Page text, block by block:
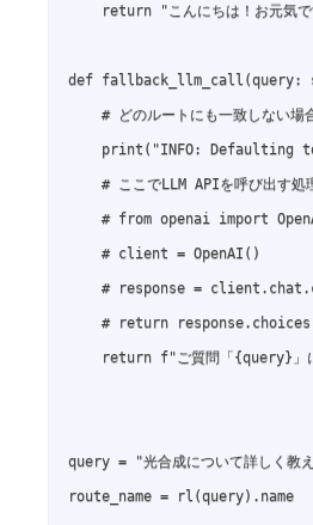
return "こんにちは！お元気で
def
# どのルートにも一致しない場
print("INFO: Defaulting
# ここでLLM APIを呼び出す処
# from openai import
    # client = OpenAI()
# response =
# return
return f"ご質問「{query}」
query = "光合成について詳しく教
route_name = rl(query).name